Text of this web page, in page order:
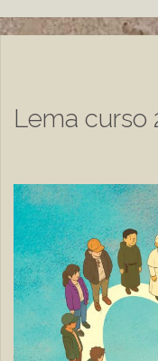
Lema curso